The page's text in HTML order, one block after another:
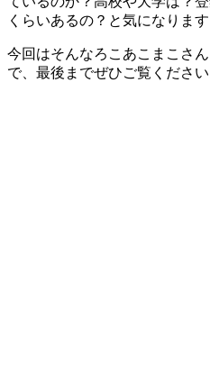
くらいあるの？と気になります
今回はそんなろこあこまこさ
で、最後までぜひご覧ください